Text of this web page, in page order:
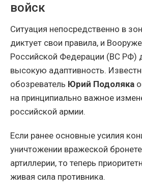
войск
Ситуация непосредственно в
диктует свои правила, и
Российской Федерации (ВС РФ)
высокую адаптивность.
обозреватель Юрий Подоляка
на принципиально важное
российской армии.
Если ранее основные усилия
уничтожении вражеской
артиллерии, то теперь
живая сила противника.